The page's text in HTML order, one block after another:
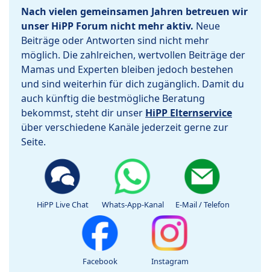
Nach vielen gemeinsamen Jahren betreuen wir
unser HiPP Forum nicht mehr aktiv. Neue
Beiträge oder Antworten sind nicht mehr
möglich. Die zahlreichen, wertvollen Beiträge der
Mamas und Experten bleiben jedoch bestehen
und sind weiterhin für dich zugänglich. Damit du
auch künftig die bestmögliche Beratung
bekommst, steht dir unser HiPP Elternservice
über verschiedene Kanäle jederzeit gerne zur
Seite.
HiPP Live Chat Whats-App-Kanal E-Mail / Telefon
Facebook Instagram